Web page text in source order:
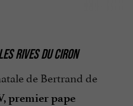
RIVES DU CIRON
de Bertrand de
premier pape